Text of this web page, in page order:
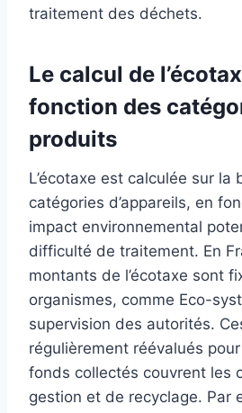
traitement des déchets.
Le calcul de
fonction des
produits
L’écotaxe est calculée sur la
catégories d’appareils, en
impact environnemental
difficulté de traitement. En
montants de l’écotaxe sont
organismes, comme Eco-
supervision des autorités.
régulièrement réévalués
fonds collectés couvrent les
gestion et de recyclage. Par